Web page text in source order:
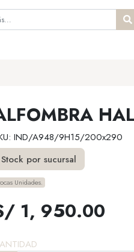
IND/A948/9H15/200x290
Stock por sucursal
Unidades.
1, 950.00